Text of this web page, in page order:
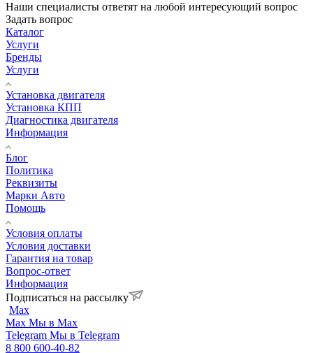
Наши специалисты ответят на любой интересующий вопрос
Задать вопрос
Каталог
Услуги
Бренды
Услуги
Установка двигателя
Установка КПП
Диагностика двигателя
Информация
Блог
Политика
Реквизиты
Марки Авто
Помощь
Условия оплаты
Условия доставки
Гарантия на товар
Вопрос-ответ
Информация
Подписаться на рассылку
Max
Max Мы в Max
Telegram Мы в Telegram
8 800 600-40-82